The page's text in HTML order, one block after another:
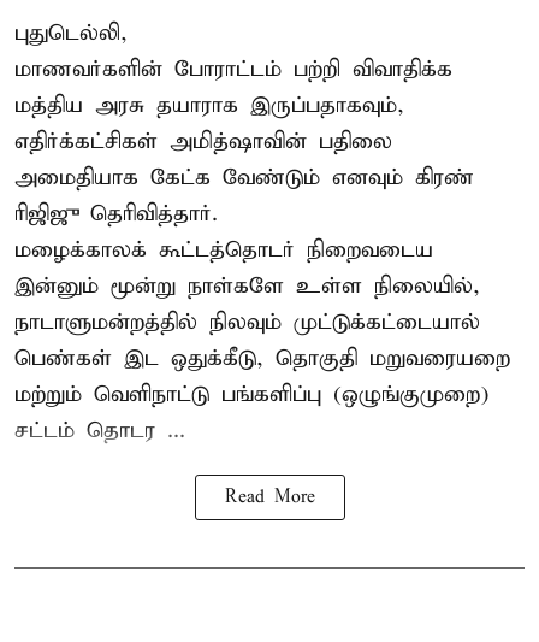
புதுடெல்லி,
மாணவர்களின் போராட்டம் பற்றி விவாதிக்க
மத்திய அரசு தயாராக இருப்பதாகவும்,
எதிர்க்கட்சிகள் அமித்ஷாவின் பதிலை
அமைதியாக கேட்க வேண்டும் எனவும் கிரண்
ரிஜிஜு தெரிவித்தார்.
மழைக்காலக் கூட்டத்தொடர் நிறைவடைய
இன்னும் மூன்று நாள்களே உள்ள நிலையில்,
நாடாளுமன்றத்தில் நிலவும் முட்டுக்கட்டையால்
பெண்கள் இட ஒதுக்கீடு, தொகுதி மறுவரையறை
மற்றும் வெளிநாட்டு பங்களிப்பு (ஒழுங்குமுறை)
சட்டம் தொடர ...
Read More